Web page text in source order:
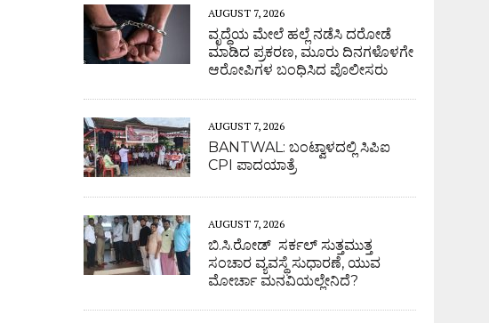
AUGUST 7, 2026
ವೃದ್ಧೆಯ ಮೇಲೆ ಹಲ್ಲೆ ನಡೆಸಿ ದರೋಡೆ
ಮಾಡಿದ ಪ್ರಕರಣ, ಮೂರು ದಿನಗಳೊಳಗೇ
ಆರೋಪಿಗಳ ಬಂಧಿಸಿದ ಪೊಲೀಸರು
AUGUST 7, 2026
BANTWAL: ಬಂಟ್ವಾಳದಲ್ಲಿ ಸಿಪಿಐ
CPI ಪಾದಯಾತ್ರೆ
AUGUST 7, 2026
ಬಿ.ಸಿ.ರೋಡ್ ಸರ್ಕಲ್ ಸುತ್ತಮುತ್ತ
ಸಂಚಾರ ವ್ಯವಸ್ಥೆ ಸುಧಾರಣೆ, ಯುವ
ಮೋರ್ಚಾ ಮನವಿಯಲ್ಲೇನಿದೆ?